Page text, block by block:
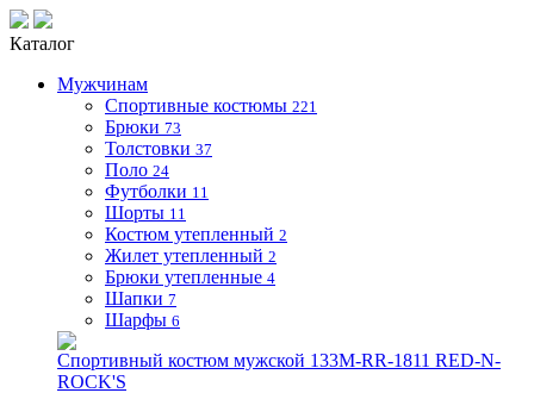
Каталог
Мужчинам
Спортивные костюмы 221
Брюки 73
Толстовки 37
Поло 24
Футболки 11
Шорты 11
Костюм утепленный 2
Жилет утепленный 2
Брюки утепленные 4
Шапки 7
Шарфы 6
Спортивный костюм мужской 133M-RR-1811 RED-N-
ROCK'S